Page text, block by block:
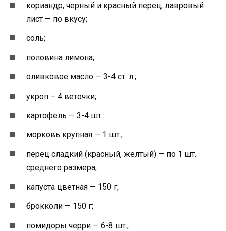
кориандр, черный и красный перец, лавровый
лист — по вкусу;
соль;
половина лимона;
оливковое масло — 3-4 ст. л.;
укроп – 4 веточки;
картофель — 3-4 шт.:
морковь крупная — 1 шт.;
перец сладкий (красный, желтый) — по 1 шт.
среднего размера;
капуста цветная — 150 г;
брокколи — 150 г;
помидоры черри — 6-8 шт.;